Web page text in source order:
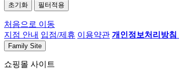
초기화 필터적용
처음으로 이동
지점 안내 입점/제휴 이용약관 개인정보처리방침
Family Site
쇼핑몰 사이트